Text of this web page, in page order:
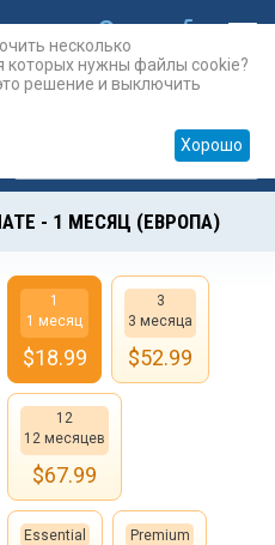
Prepaid
- 1 МЕСЯЦ (ЕВРОПА)
1
1 месяц
$18.99
3
3 месяца
$52.99
12
12 месяцев
$67.99
Essential Premium
несколько
которых нужны файлы cookie?
решение и выключить
Хорошо